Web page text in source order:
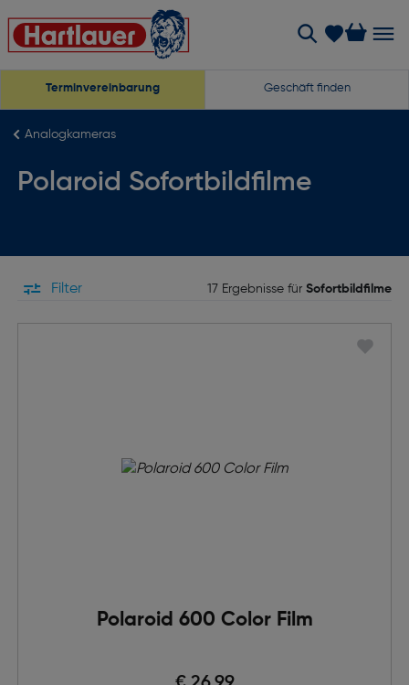
Terminvereinbarung Geschäft finden
Analogkameras
Polaroid Sofortbildfilme
Filter 17 Ergebnisse für Sofortbildfilme
Polaroid 600 Color Film